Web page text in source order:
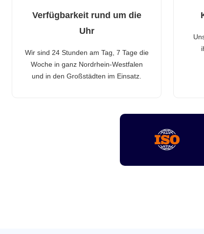
Verfügbarkeit rund um die
Uhr
Wir sind 24 Stunden am Tag, 7 Tage die
Woche in ganz Nordrhein-Westfalen
und in den Großstädten im Einsatz.